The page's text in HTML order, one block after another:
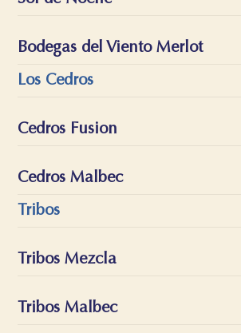
Bodegas del Viento Merlot
Los Cedros
Cedros Fusion
Cedros Malbec
Tribos
Tribos Mezcla
Tribos Malbec